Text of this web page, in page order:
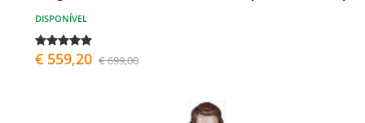
DISPONÍVEL
€ 559,20 € 699,00